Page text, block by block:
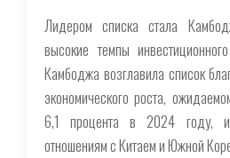
Лидером списка стала
высокие темпы
Камбоджа возглавила список
экономического роста,
6,1 процента в 2024 году, и
отношениям с Китаем и Южной